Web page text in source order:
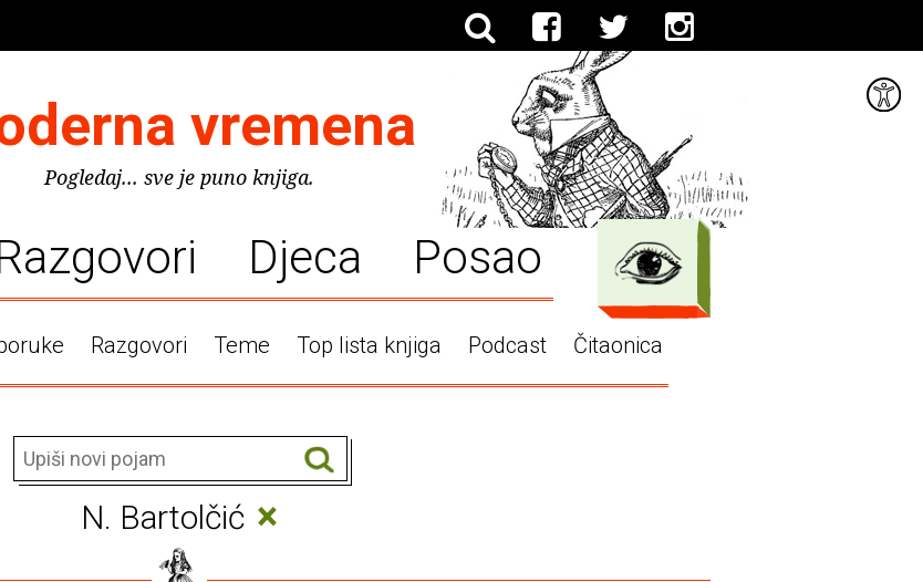
vremena
Pogledaj... sve je puno knjiga.
Djeca Posao
Razgovori Teme Top lista knjiga Podcast Čitaonica
N. Bartolčić ×